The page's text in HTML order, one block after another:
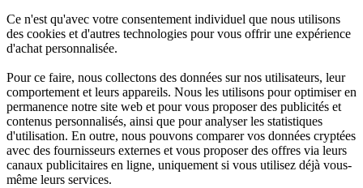
Ce n'est qu'avec votre consentement individuel que nous utilisons
des cookies et d'autres technologies pour vous offrir une expérience
d'achat personnalisée.
Pour ce faire, nous collectons des données sur nos utilisateurs, leur
comportement et leurs appareils. Nous les utilisons pour optimiser en
permanence notre site web et pour vous proposer des publicités et
contenus personnalisés, ainsi que pour analyser les statistiques
d'utilisation. En outre, nous pouvons comparer vos données cryptées
avec des fournisseurs externes et vous proposer des offres via leurs
canaux publicitaires en ligne, uniquement si vous utilisez déjà vous-
même leurs services.